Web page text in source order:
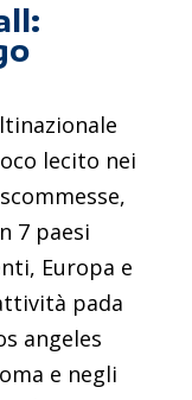
lecito nei
7 paesi
Europa e
pada
angeles
e negli